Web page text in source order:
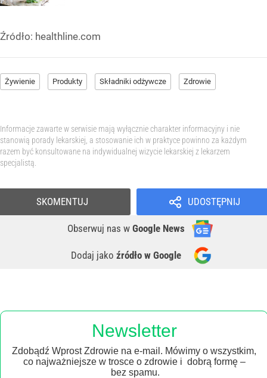
Źródło: healthline.com
Żywienie Produkty Składniki odżywcze Zdrowie
Informacje zawarte w serwisie mają wyłącznie charakter informacyjny i nie
stanowią porady lekarskiej, a stosowanie ich w praktyce powinno za każdym
razem być konsultowane na indywidualnej wizycie lekarskiej z lekarzem
specjalistą.
UDOSTĘPNIJ
Obserwuj nas w Google News
Dodaj jako źródło w Google
SKOMENTUJ
Newsletter
Zdobądź Wprost Zdrowie na e-mail. Mówimy o wszystkim,
co najważniejsze w trosce o zdrowie i dobrą formę –
bez spamu.